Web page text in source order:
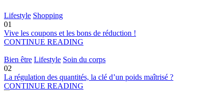
Lifestyle Shopping
01
Vive les coupons et les bons de réduction !
CONTINUE READING
Bien être Lifestyle Soin du corps
02
La régulation des quantités, la clé d’un poids maîtrisé ?
CONTINUE READING